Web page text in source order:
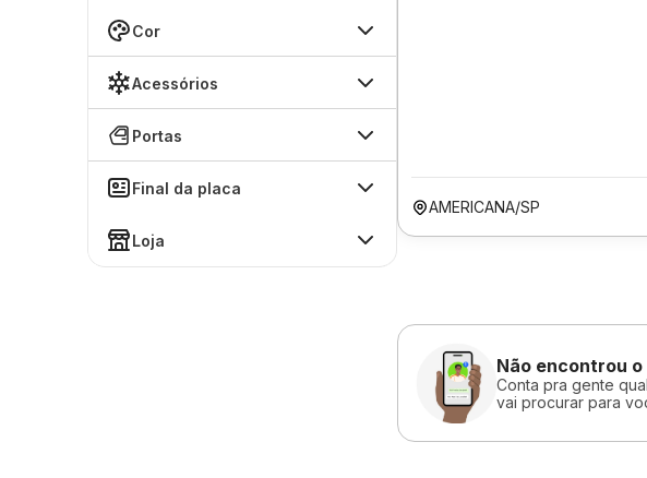
Cor
Acessórios
Portas
Final da placa
Loja
AMERICANA/SP
Não encontrou
Conta pra gente
vai procurar para